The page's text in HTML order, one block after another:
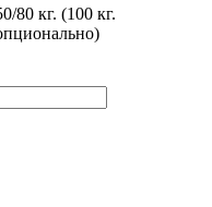
80 кг. (100 кг.